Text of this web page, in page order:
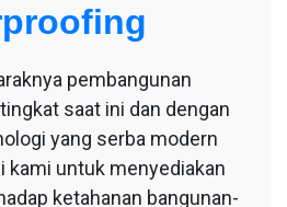
pembangunan
saat ini dan dengan
yang serba modern
kami untuk menyediakan
ketahanan bangunan-